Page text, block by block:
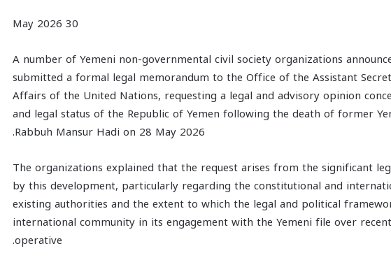
30 May 2026
A number of Yemeni non-governmental civil society organizations
submitted a formal legal memorandum to the Office of the Assistant
Affairs of the United Nations, requesting a legal and advisory opinion
and legal status of the Republic of Yemen following the death of former
Rabbuh Mansur Hadi on 28 May 2026.
The organizations explained that the request arises from the significant
by this development, particularly regarding the constitutional and
existing authorities and the extent to which the legal and political
international community in its engagement with the Yemeni file over
operative.